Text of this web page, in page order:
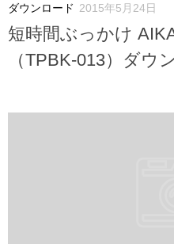
ダウンロード 2015年5月24日
短時間ぶっかけ
（TPBK-013）ダウ